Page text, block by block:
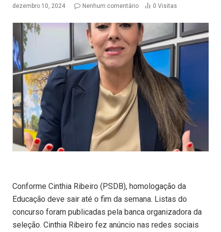
dezembro 10, 2024 Nenhum comentário 0 Visitas
Conforme Cinthia Ribeiro (PSDB), homologação da
Educação deve sair até o fim da semana. Listas do
concurso foram publicadas pela banca organizadora da
seleção. Cinthia Ribeiro fez anúncio nas redes sociais